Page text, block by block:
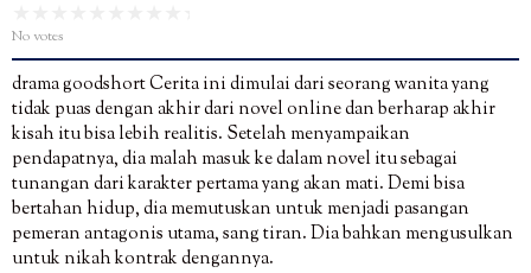
No votes
drama goodshort Cerita ini dimulai dari seorang wanita yang
tidak puas dengan akhir dari novel online dan berharap akhir
kisah itu bisa lebih realitis. Setelah menyampaikan
pendapatnya, dia malah masuk ke dalam novel itu sebagai
tunangan dari karakter pertama yang akan mati. Demi bisa
bertahan hidup, dia memutuskan untuk menjadi pasangan
pemeran antagonis utama, sang tiran. Dia bahkan mengusulkan
untuk nikah kontrak dengannya.